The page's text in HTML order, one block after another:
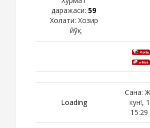
даражаси: 59
Холати: Хозир
йўқ
Loading
Сана:
кун!,